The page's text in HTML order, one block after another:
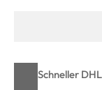
Schneller